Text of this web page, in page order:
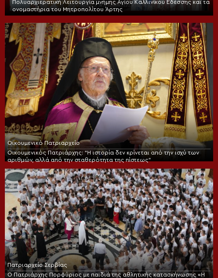
Πολυαρχιερατική Λειτουργία μνήμης Αγίου Καλλινίκου Εδέσσης και τα
ονομαστήρια του Μητροπολίτου Άρτης
Οικουμενικό Πατριαρχείο
Οικουμενικός Πατριάρχης: “Η ιστορία δεν κρίνεται από την ισχύ των
αριθμών, αλλά από την σταθερότητα της πίστεως”
Πατριαρχείο Σερβίας
Ο Πατριάρχης Πορφύριος με παιδιά της αθλητικής κατασκήνωσης «Η